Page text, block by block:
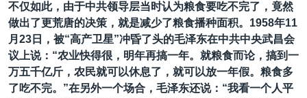
不仅如此，由于中共领导层当时认为粮食要吃不完了，竟然
做出了更荒唐的决策，就是减少了粮食播种面积。1958年11
月23日，被“高产卫星”冲昏了头的毛泽东在中共中央武昌会
议上说：“农业快得很，明年再搞一年。就粮食而论，搞到一
万五千亿斤，农民就可以休息了，就可以放一年假。粮食多
了吃不完。”在另外一个场合，毛泽东还说：“我看一个人平